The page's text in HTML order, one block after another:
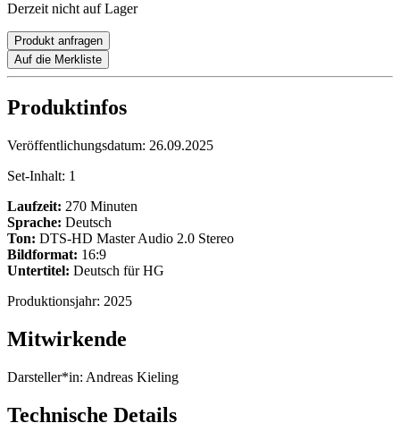
Derzeit nicht auf Lager
Produkt anfragen
Auf die Merkliste
Produktinfos
Veröffentlichungsdatum: 26.09.2025
Set-Inhalt: 1
Laufzeit: 270 Minuten
Sprache: Deutsch
Ton: DTS-HD Master Audio 2.0 Stereo
Bildformat: 16:9
Untertitel: Deutsch für HG
Produktionsjahr: 2025
Mitwirkende
Darsteller*in: Andreas Kieling
Technische Details